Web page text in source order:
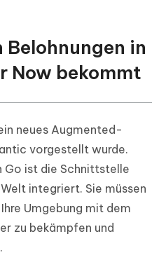
Belohnungen in
Now bekommt
neues Augmented-
vorgestellt wurde.
Go ist die Schnittstelle
integriert. Sie müssen
Umgebung mit dem
zu bekämpfen und